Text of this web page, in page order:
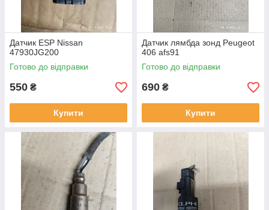
Датчик ESP Nissan
47930JG200
Готово до відправки
550 ₴
Купити
Датчик лямбда зонд Peugeot
406 afs91
Готово до відправки
690 ₴
Купити